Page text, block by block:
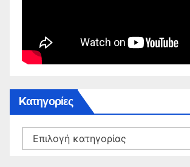
Kατηγορίες
Kατηγορίες